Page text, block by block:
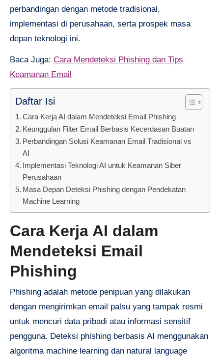
perbandingan dengan metode tradisional,
implementasi di perusahaan, serta prospek masa
depan teknologi ini.
Baca Juga: Cara Mendeteksi Phishing dan Tips
Keamanan Email
Daftar Isi
Cara Kerja AI dalam Mendeteksi Email Phishing
Keunggulan Filter Email Berbasis Kecerdasan Buatan
Perbandingan Solusi Keamanan Email Tradisional vs
AI
Implementasi Teknologi AI untuk Keamanan Siber
Perusahaan
Masa Depan Deteksi Phishing dengan Pendekatan
Machine Learning
Cara Kerja AI dalam
Mendeteksi Email
Phishing
Phishing adalah metode penipuan yang dilakukan
dengan mengirimkan email palsu yang tampak resmi
untuk mencuri data pribadi atau informasi sensitif
pengguna. Deteksi phishing berbasis AI menggunakan
algoritma machine learning dan natural language